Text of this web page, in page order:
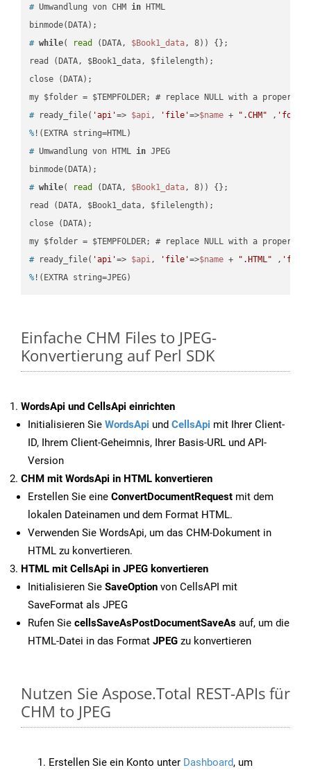
# Umwandlung von CHM in HTML
# while( read (DATA, $Book1_data, 8)) {};
read (DATA, $Book1_data, $filelength);
close (DATA);
# ready_file( 'api'=> $api, 'file'=>$name + ".CHM" ,
% !(EXTRA string=HTML)
# Umwandlung von HTML in JPEG
# while( read (DATA, $Book1_data, 8)) {};
read (DATA, $Book1_data, $filelength);
close (DATA);
# ready_file( 'api'=> $api, 'file'=>$name + ".HTML" ,
% !(EXTRA string=JPEG)
Einfache CHM Files to JPEG-
Konvertierung auf Perl SDK
WordsApi und CellsApi einrichten
Initialisieren Sie WordsApi und CellsApi mit Ihrer Client-
ID, Ihrem Client-Geheimnis, Ihrer Basis-URL und API-
Version
CHM mit WordsApi in HTML konvertieren
Erstellen Sie eine ConvertDocumentRequest mit dem
lokalen Dateinamen und dem Format HTML.
Verwenden Sie WordsApi, um das CHM-Dokument in
HTML zu konvertieren.
HTML mit CellsApi in JPEG konvertieren
Initialisieren Sie SaveOption von CellsAPI mit
SaveFormat als JPEG
Rufen Sie cellsSaveAsPostDocumentSaveAs auf, um die
HTML-Datei in das Format JPEG zu konvertieren
Nutzen Sie Aspose.Total REST-APIs für
CHM to JPEG
Erstellen Sie ein Konto unter Dashboard, um